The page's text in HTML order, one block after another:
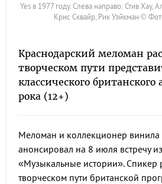
Yes в 1977 году. Слева направо: Стив Хау,
Крис Сквайр, Рик Уэйкман ©
Краснодарский меломан
творческом пути
классического британского
рока (12+)
Меломан и коллекционер винила
анонсировал на 8 июля встречу
«Музыкальные истории». Спикер
творческом пути британской